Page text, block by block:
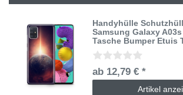
Handyhülle
Samsung Galaxy
Tasche Bumper Etuis
ab 12,79 € *
Artikel